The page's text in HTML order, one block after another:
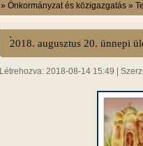
» Önkormányzat és közigazgatás »
2018. augusztus 20. ünnepi
Létrehozva: 2018-08-14 15:49 |